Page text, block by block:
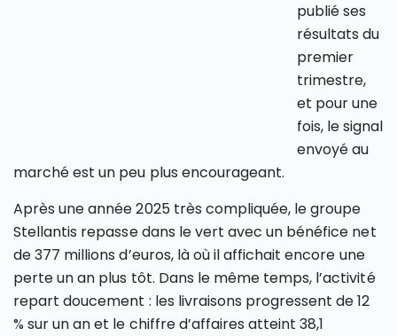
publié ses
résultats du
premier
trimestre,
et pour une
fois, le signal
envoyé au
marché est un peu plus encourageant.
Après une année 2025 très compliquée, le groupe
Stellantis repasse dans le vert avec un bénéfice net
de 377 millions d’euros, là où il affichait encore une
perte un an plus tôt. Dans le même temps, l’activité
repart doucement : les livraisons progressent de 12
% sur un an et le chiffre d’affaires atteint 38,1